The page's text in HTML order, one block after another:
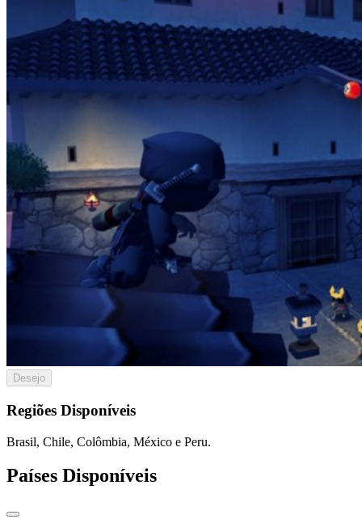
Desejo
Regiões Disponíveis
Brasil, Chile, Colômbia, México e Peru.
Países Disponíveis